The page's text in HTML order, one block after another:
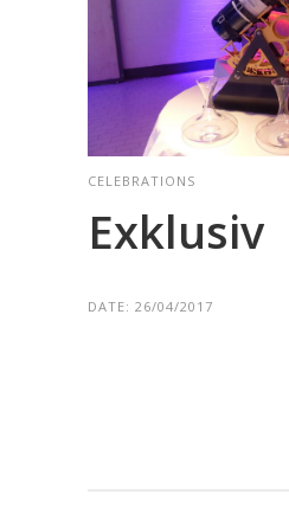
CELEBRATIONS
Exklusiv
DATE: 26/04/2017